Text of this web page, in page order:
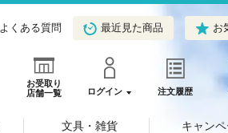
よくある質問 最近見た商品 お
お受取り
店舗一覧
ログイン 注文履歴
文具・雑貨 キャン